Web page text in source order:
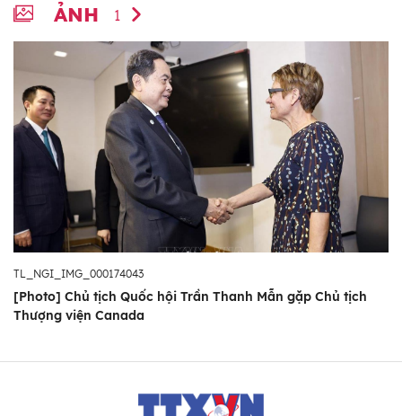
ẢNH 1
TL_NGI_IMG_000174043
[Photo] Chủ tịch Quốc hội Trần Thanh Mẫn gặp Chủ tịch
Thượng viện Canada